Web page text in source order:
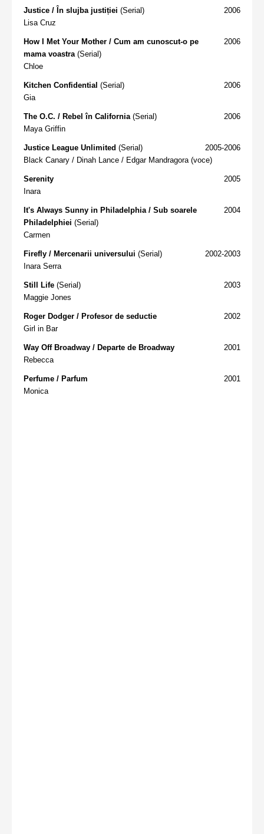
2006
Justice / În slujba justiției (Serial)
Lisa Cruz
2006
How I Met Your Mother / Cum am cunoscut-o pe
mama voastra (Serial)
Chloe
2006
Kitchen Confidential (Serial)
Gia
2006
The O.C. / Rebel în California (Serial)
Maya Griffin
2005-2006
Justice League Unlimited (Serial)
Black Canary / Dinah Lance / Edgar Mandragora (voce)
2005
Serenity
Inara
2004
It's Always Sunny in Philadelphia / Sub soarele
Philadelphiei (Serial)
Carmen
2002-2003
Firefly / Mercenarii universului (Serial)
Inara Serra
2003
Still Life (Serial)
Maggie Jones
2002
Roger Dodger / Profesor de seductie
Girl in Bar
2001
Way Off Broadway / Departe de Broadway
Rebecca
2001
Perfume / Parfum
Monica